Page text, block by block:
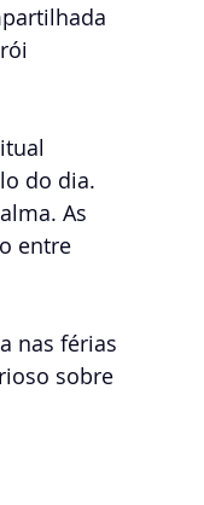
do dia.
As
entre
nas férias
sobre